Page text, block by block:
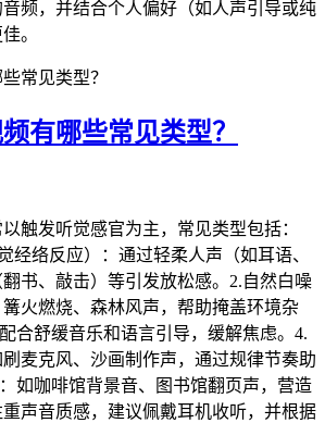
频，并结合个人偏好（如人声引导或纯
。
常见类型？
有哪些常见类型？
触发听觉感官为主，常见类型包括：
经络反应）：通过轻柔人声（如耳语、
书、敲击）等引发放松感。2.自然白噪
火燃烧、森林风声，帮助掩盖环境杂
合舒缓音乐和语言引导，缓解焦虑。4.
麦克风、沙画制作声，通过规律节奏助
如咖啡馆背景音、图书馆翻页声，营造
声音质感，建议佩戴耳机收听，并根据